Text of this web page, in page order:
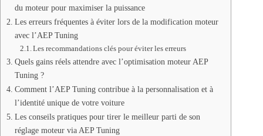
du moteur pour maximiser la puissance
Les erreurs fréquentes à éviter lors de la modification moteur
avec l’AEP Tuning
Les recommandations clés pour éviter les erreurs
Quels gains réels attendre avec l’optimisation moteur AEP
Tuning ?
Comment l’AEP Tuning contribue à la personnalisation et à
l’identité unique de votre voiture
Les conseils pratiques pour tirer le meilleur parti de son
réglage moteur via AEP Tuning